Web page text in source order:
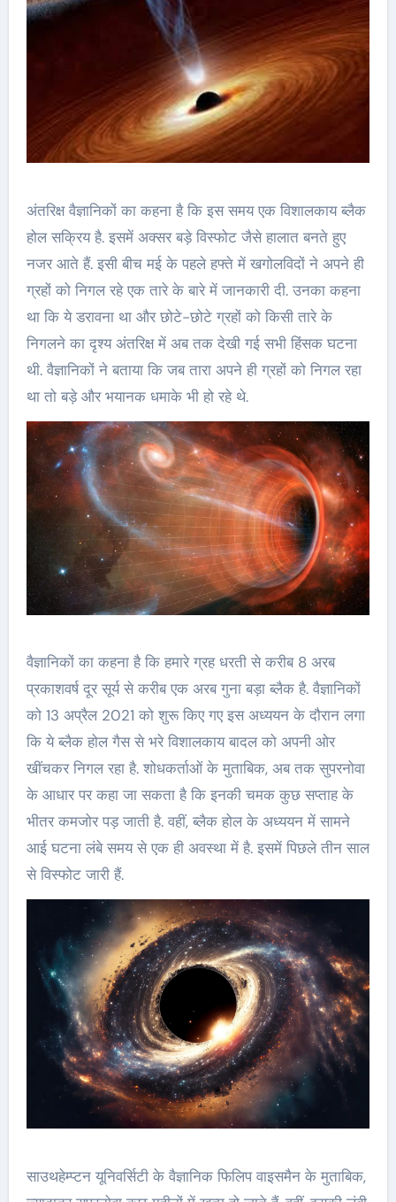
अंतरिक्ष वैज्ञानिकों का कहना है कि इस समय एक विशालकाय ब्लैक
होल सक्रिय है. इसमें अक्‍सर बड़े विस्फोट जैसे हालात बनते हुए
नजर आते हैं. इसी बीच मई के पहले हफ्ते में खगोलविदों ने अपने ही
ग्रहों को निगल रहे एक तारे के बारे में जानकारी दी. उनका कहना
था कि ये डरावना था और छोटे-छोटे ग्रहों को किसी तारे के
निगलने का दृश्‍य अंतरिक्ष में अब तक देखी गई सभी हिंसक घटना
थी. वैज्ञानिकों ने बताया कि जब तारा अपने ही ग्रहों को निगल रहा
था तो बड़े और भयानक धमाके भी हो रहे थे.
वैज्ञानिकों का कहना है कि हमारे ग्रह धरती से करीब 8 अरब
प्रकाशवर्ष दूर सूर्य से करीब एक अरब गुना बड़ा ब्‍लैक है. वैज्ञानिकों
को 13 अप्रैल 2021 को शुरू किए गए इस अध्‍ययन के दौरान लगा
कि ये ब्‍लैक होल गैस से भरे विशालकाय बादल को अपनी ओर
खींचकर निगल रहा है. शोधकर्ताओं के मुताबिक, अब तक सुपरनोवा
के आधार पर कहा जा सकता है कि इनकी चमक कुछ सप्‍ताह के
भीतर कमजोर पड़ जाती है. वहीं, ब्‍लैक होल के अध्‍ययन में सामने
आई घटना लंबे समय से एक ही अवस्‍था में है. इसमें पिछले तीन साल
से विस्‍फोट जारी हैं.
साउथहेम्‍प्‍टन यूनिवर्सिटी के वैज्ञानिक फिलिप वाइसमैन के मुताबिक,